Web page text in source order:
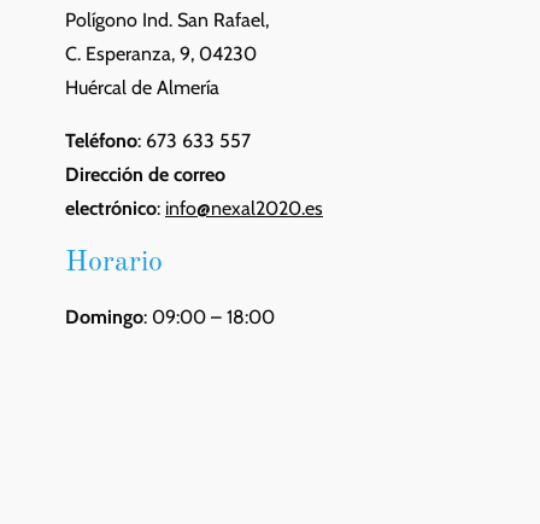
Polígono Ind. San Rafael,
C. Esperanza, 9, 04230
Huércal de Almería
Teléfono: 673 633 557
Dirección de correo
electrónico: info@nexal2020.es
Horario
Domingo: 09:00 – 18:00